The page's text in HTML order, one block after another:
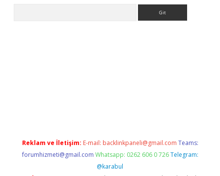
Reklam ve İletişim: E-mail: backlinkpaneli@gmail.com Teams:
forumhizmeti@gmail.com Whatsapp: 0262 606 0 726 Telegram:
@karabul